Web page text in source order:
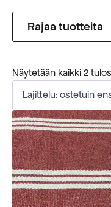
Rajaa tuotteita
Näytetään kaikki 2